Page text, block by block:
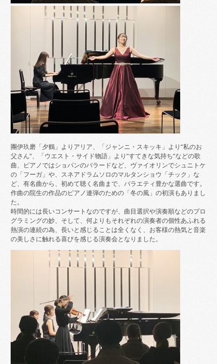
團伊玖磨「夕鶴」よりアリア、「ジャンニ・スキッキ」より”私のお
父さん”、「ウエスト・サイド物語」より”すてきな気持ち”などの歌
曲、ピアノではショパンのバラードなど、ヴァイオリンでシュニトケ
の「フーガ」や、スネアドラムソロのマルタンショウ「チック」な
ど、有名曲から、初めて聴く名曲まで、バラエティ豊かな選曲です。
作曲の院生の作品のピアノ連弾のための「冬の風」の初演もありまし
た。
時間的には長いコンサートなのですが、曲目選択や演奏順などのプロ
グラミングの妙、そして、何よりもそれぞれの演奏者の個性あふれる
熱演の連続の為、長いと感じることは全くなく、お客様の熱気と音楽
の美しさに触れる喜びを感じる演奏会となりました。